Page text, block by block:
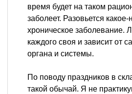
время будет на таком
заболеет. Разовьется какое-
хроническое заболевание.
каждого своя и зависит от
органа и системы.
По поводу праздников в
такой обычай. Я не